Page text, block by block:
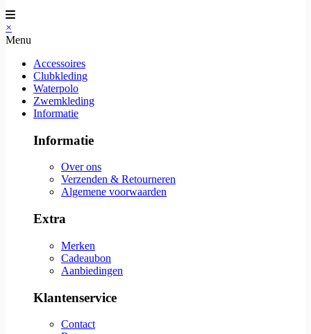
×
Menu
Accessoires
Clubkleding
Waterpolo
Zwemkleding
Informatie
Informatie
Over ons
Verzenden & Retourneren
Algemene voorwaarden
Extra
Merken
Cadeaubon
Aanbiedingen
Klantenservice
Contact